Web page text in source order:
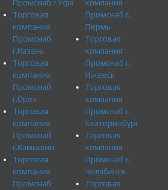
Промснаб г.Уфа
Торговая
компания
Промснаб
г.Казань
Торговая
компания
Промснаб
г.Орел
Торговая
компания
Промснаб
г.Камышин
Торговая
компания
Промснаб
компания
Промснаб г.
Пермь
Торговая
компания
Промснаб г.
Ижевск
Торговая
компания
Промснаб г.
Екатеринбург
Торговая
компания
Промснаб г.
Челябинск
Торговая